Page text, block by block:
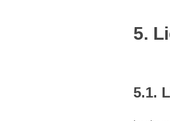
5.
5.1.